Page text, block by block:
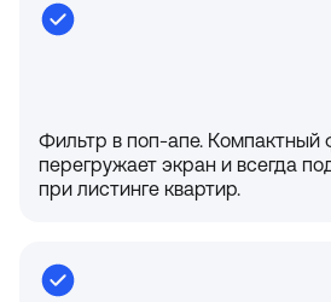
Фильтр в поп-апе. Компактный
перегружает экран и всегда
при листинге квартир.